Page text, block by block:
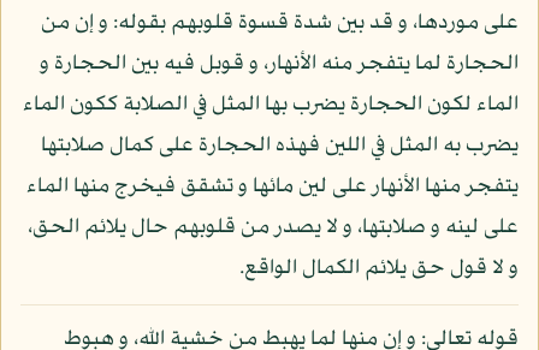
على موردها، و قد بين شدة قسوة قلوبهم بقوله: و إن من
الحجارة لما يتفجر منه الأنهار، و قوبل فيه بين الحجارة و
الماء لكون الحجارة يضرب بها المثل في الصلابة ككون الماء
يضرب به المثل في اللين فهذه الحجارة على كمال صلابتها
يتفجر منها الأنهار على لين مائها و تشقق فيخرج منها الماء
على لينه و صلابتها، و لا يصدر من قلوبهم حال يلائم الحق،
و لا قول حق يلائم الكمال الواقع.
قوله تعالى: و إن منها لما يهبط من خشية الله، و هبوط